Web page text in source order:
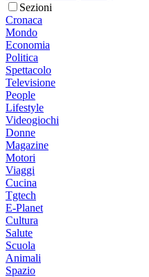
Sezioni
Cronaca
Mondo
Economia
Politica
Spettacolo
Televisione
People
Lifestyle
Videogiochi
Donne
Magazine
Motori
Viaggi
Cucina
Tgtech
E-Planet
Cultura
Salute
Scuola
Animali
Spazio